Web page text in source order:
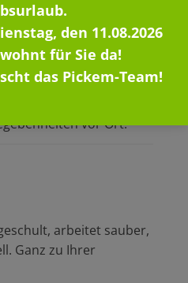
vor Ort.
arbeitet sauber,
Ganz zu Ihrer
den 11.08.2026
für Sie da!
das Pickem-Team!